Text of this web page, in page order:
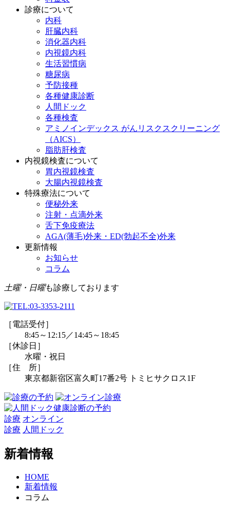
診療について
内科
肝臓内科
消化器内科
内視鏡内科
生活習慣病
糖尿病
予防接種
各種健康診断
人間ドック
各種検査
アミノインデックス がんリスクスクリーニング
（AICS）
脂肪肝検査
内視鏡検査について
胃内視鏡検査
大腸内視鏡検査
特殊療法について
便秘外来
注射・点滴外来
舌下免疫療法
AGA(薄毛)外来・ED(勃起不全)外来
更新情報
お知らせ
コラム
土曜・日曜も診療しております
［電話受付］
8:45～12:15／14:45～18:45
［休診日］
水曜・祝日
［住 所］
東京都新宿区富久町17番2号 トミヒサクロス1F
診療 オンライン
診療 人間ドック
新着情報
HOME
新着情報
コラム